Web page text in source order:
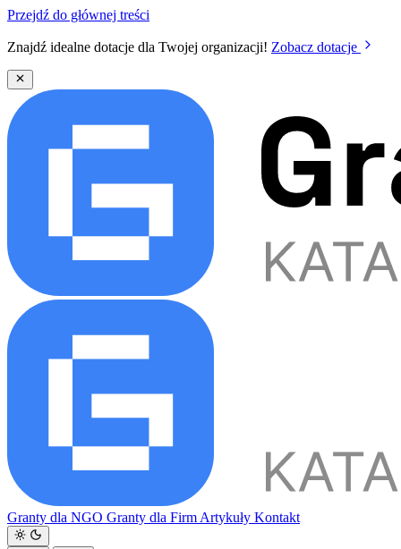
Przejdź do głównej treści
Znajdź idealne dotacje dla Twojej organizacji! Zobacz dotacje
Granty dla NGO Granty dla Firm Artykuły Kontakt